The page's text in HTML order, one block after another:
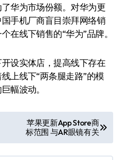
华为市场份额。对华为更
手机厂商盲目崇拜网络销
在线下销售的“华为”品牌。
设实体店，提高线下存在
上线下“两条腿走路”的模
幅波动。
苹果更新App Store商
标范围 与AR眼镜有关